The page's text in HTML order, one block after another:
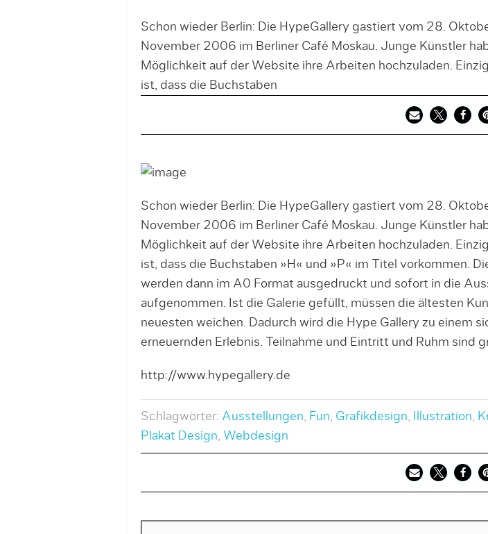
Schon wieder Berlin: Die HypeGallery gastiert vom 28.
November 2006 im Berliner Café Moskau. Junge Künstler
Möglichkeit auf der Website ihre Arbeiten hochzuladen.
ist, dass die Buchstaben
Schon wieder Berlin: Die HypeGallery gastiert vom 28.
November 2006 im Berliner Café Moskau. Junge Künstler
Möglichkeit auf der Website ihre Arbeiten hochzuladen.
ist, dass die Buchstaben »H« und »P« im Titel vorkommen.
werden dann im A0 Format ausgedruckt und sofort in die
aufgenommen. Ist die Galerie gefüllt, müssen die ältesten
neuesten weichen. Dadurch wird die Hype Gallery zu einem
erneuernden Erlebnis. Teilnahme und Eintritt und Ruhm sind
http://www.hypegallery.de
Schlagwörter: Ausstellungen Fun Grafikdesign Illustration
Plakat Design Webdesign